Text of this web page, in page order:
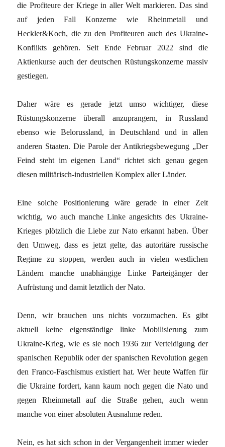
die Profiteure der Kriege in aller Welt markieren. Das sind
auf jeden Fall Konzerne wie Rheinmetall und
Heckler&Koch, die zu den Profiteuren auch des Ukraine-
Konflikts gehören. Seit Ende Februar 2022 sind die
Aktienkurse auch der deutschen Rüstungskonzerne massiv
gestiegen.
Daher wäre es gerade jetzt umso wichtiger, diese
Rüstungskonzerne überall anzuprangern, in Russland
ebenso wie Belorussland, in Deutschland und in allen
anderen Staaten. Die Parole der Antikriegsbewegung „Der
Feind steht im eigenen Land“ richtet sich genau gegen
diesen militärisch-industriellen Komplex aller Länder.
Eine solche Positionierung wäre gerade in einer Zeit
wichtig, wo auch manche Linke angesichts des Ukraine-
Krieges plötzlich die Liebe zur Nato erkannt haben. Über
den Umweg, dass es jetzt gelte, das autoritäre russische
Regime zu stoppen, werden auch in vielen westlichen
Ländern manche unabhängige Linke Parteigänger der
Aufrüstung und damit letztlich der Nato.
Denn, wir brauchen uns nichts vorzumachen. Es gibt
aktuell keine eigenständige linke Mobilisierung zum
Ukraine-Krieg, wie es sie noch 1936 zur Verteidigung der
spanischen Republik oder der spanischen Revolution gegen
den Franco-Faschismus existiert hat. Wer heute Waffen für
die Ukraine fordert, kann kaum noch gegen die Nato und
gegen Rheinmetall auf die Straße gehen, auch wenn
manche von einer absoluten Ausnahme reden.
Nein, es hat sich schon in der Vergangenheit immer wieder